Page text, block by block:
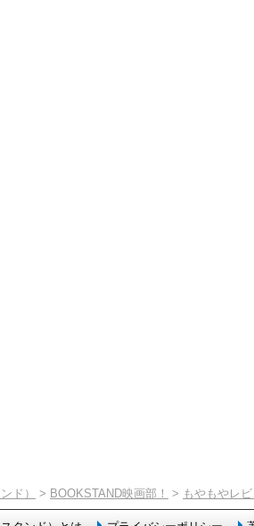
ド） > BOOKSTAND映画部！ > もやもやレ